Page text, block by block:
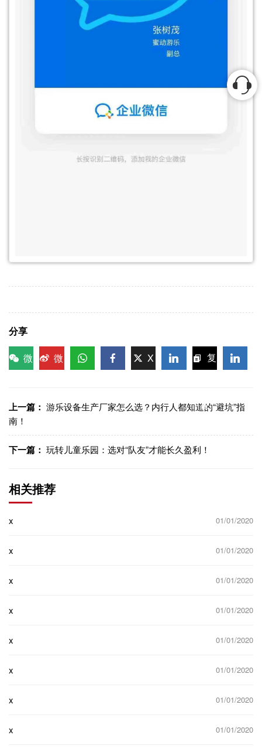
分享
微
微
X
复
接
上一篇： 游乐设备生产厂家怎么选？内行人都知道的“避坑”指
南！
下一篇： 玩转儿童乐园：选对“队友”才能长久盈利！
相关推荐
x 01/01/2020
x 01/01/2020
x 01/01/2020
x 01/01/2020
x 01/01/2020
x 01/01/2020
x 01/01/2020
x 01/01/2020